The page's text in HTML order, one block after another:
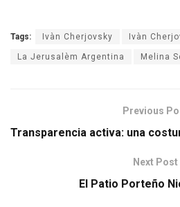
Tags: Ivàn Cherjovsky Ivàn
La Jerusalèm Argentina Melina
Previous
Transparencia activa: una
Next Post
El Patio Porteño